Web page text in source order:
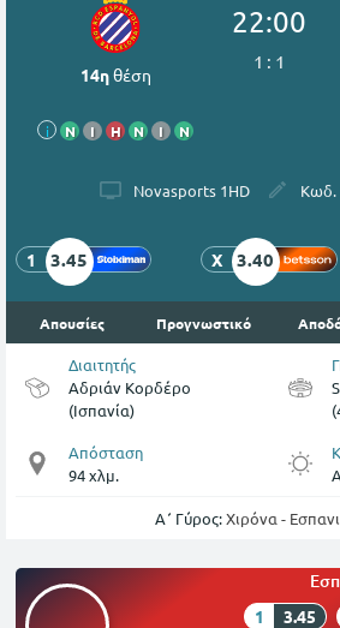
14ηθέση
i Ν Ι Η Ν Ι Ν
22:00
1 : 1
Novasports 1HD Κωδ.
1 3.45 X 3.40
Απουσίες Προγνωστικό
Διαιτητής
Αδριάν Κορδέρο
(Ισπανία)
Απόσταση
94 χλμ.
Α΄ Γύρος:Xιρόνα -
1 3.45